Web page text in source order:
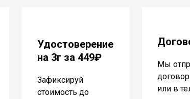
Удостоверение
на 3г за 449₽
Зафиксируй
стоимость до
Мы
или в